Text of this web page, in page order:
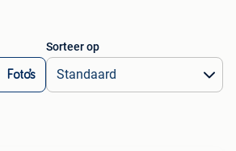
Foto’s
Sorteer op